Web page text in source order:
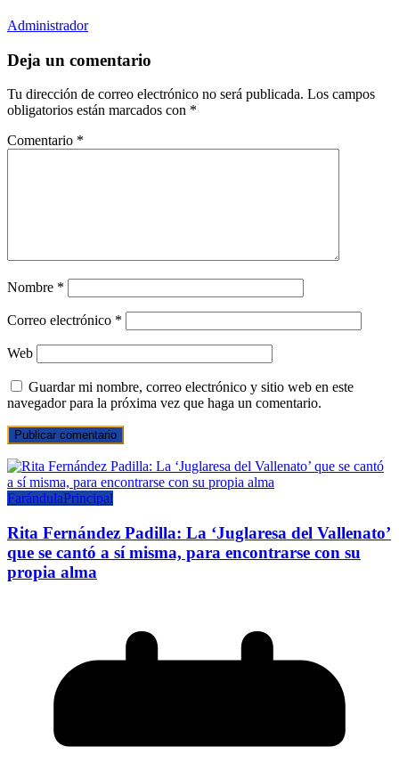
Administrador
Deja un comentario
Tu dirección de correo electrónico no será publicada. Los campos
obligatorios están marcados con *
Comentario *
Nombre *
Correo electrónico *
Web
Guardar mi nombre, correo electrónico y sitio web en este
navegador para la próxima vez que haga un comentario.
FarándulaPrincipal
Rita Fernández Padilla: La ‘Juglaresa del Vallenato’
que se cantó a sí misma, para encontrarse con su
propia alma